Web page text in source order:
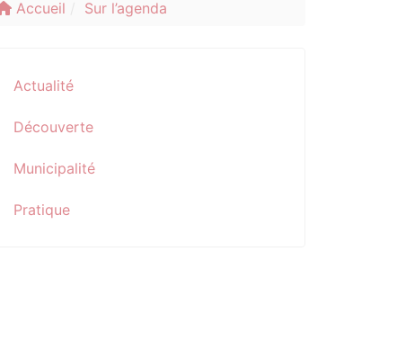
Accueil Sur l’agenda
Actualité
Découverte
Municipalité
Pratique